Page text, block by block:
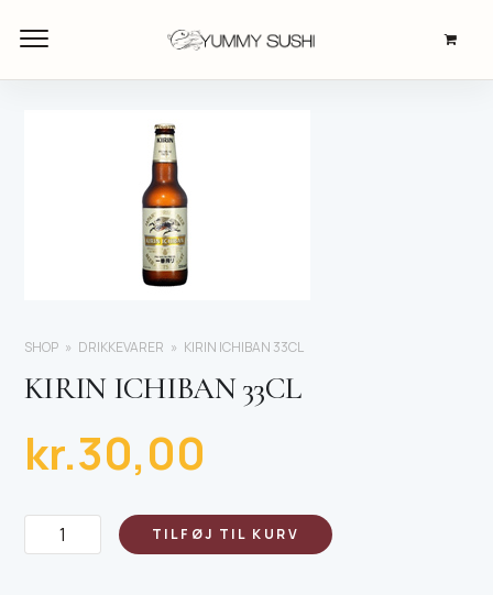
SHOP DRIKKEVARER KIRIN ICHIBAN 33CL
KIRIN ICHIBAN 33CL
kr.30,00
Ichiban
TILFØJ TIL KURV